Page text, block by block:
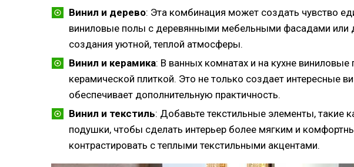
Винил и дерево: Эта комбинация может создать чувство
виниловые полы с деревянными мебельными фасадами или
создания уютной, теплой атмосферы.
Винил и керамика: В ванных комнатах и на кухне
керамической плиткой. Это не только создает интересные
обеспечивает дополнительную практичность.
Винил и текстиль: Добавьте текстильные элементы, такие
подушки, чтобы сделать интерьер более мягким и
контрастировать с теплыми текстильными акцентами.